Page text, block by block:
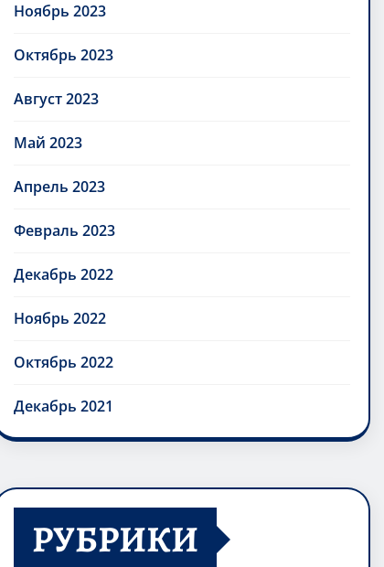
Ноябрь 2023
Октябрь 2023
Август 2023
Май 2023
Апрель 2023
Февраль 2023
Декабрь 2022
Ноябрь 2022
Октябрь 2022
Декабрь 2021
РУБРИКИ